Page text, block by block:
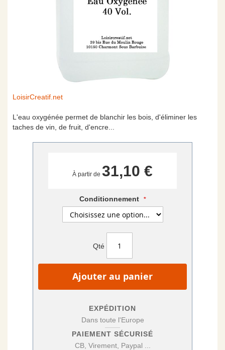
LoisirCreatif.net
L'eau oxygénée permet de blanchir les bois, d'éliminer les
taches de vin, de fruit, d'encre...
À partir de 31,10 €
Conditionnement
Qté
Ajouter au panier
EXPÉDITION
Dans toute l'Europe
PAIEMENT SÉCURISÉ
CB, Virement, Paypal ...
Skip
the
beginning